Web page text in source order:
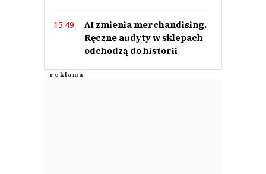
15:49
AI zmienia merchandising.
Ręczne audyty w sklepach
odchodzą do historii